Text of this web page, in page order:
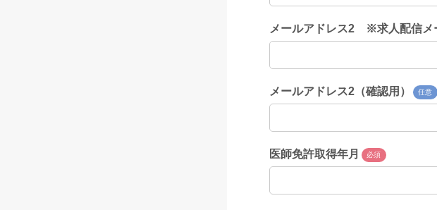
メールアドレス2 ※求人配信メ
メールアドレス2（確認用） 任意
医師免許取得年月 必須